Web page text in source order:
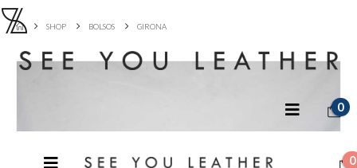
0
0
SHOP BOLSOS GIRONA